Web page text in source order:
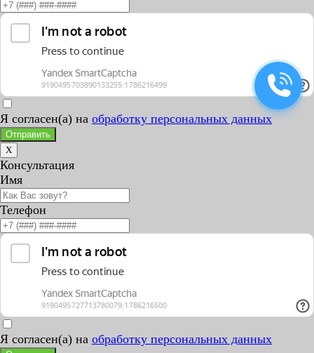
Я согласен(а) на обработку персональных данных
Отправить
X
Консультация
Имя
Телефон
Я согласен(а) на обработку персональных данных